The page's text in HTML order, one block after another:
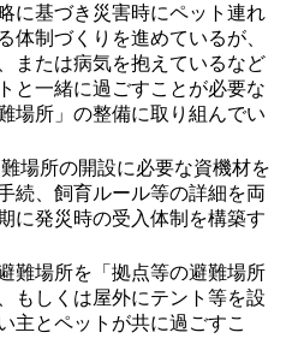
に基づき災害時にペット連れ
体制づくりを進めているが、
または病気を抱えているなど
と一緒に過ごすことが必要な
場所」の整備に取り組んでい
場所の開設に必要な資機材を
続、飼育ルール等の詳細を両
に発災時の受入体制を構築す
難場所を「拠点等の避難場所
もしくは屋外にテント等を設
主とペットが共に過ごすこ